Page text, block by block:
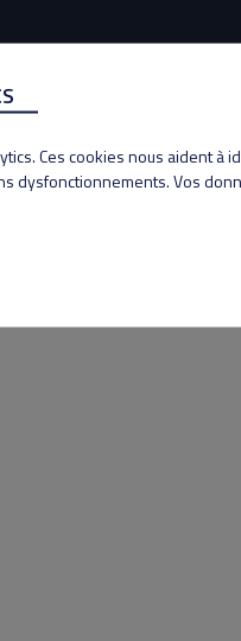
2020 Lyon Salvagny golf club
Ces cookies nous aident à
dysfonctionnements. Vos